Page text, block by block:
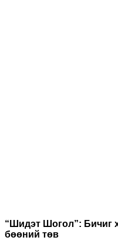
“Шидэт Шогол”: Бичиг
бөөний төв